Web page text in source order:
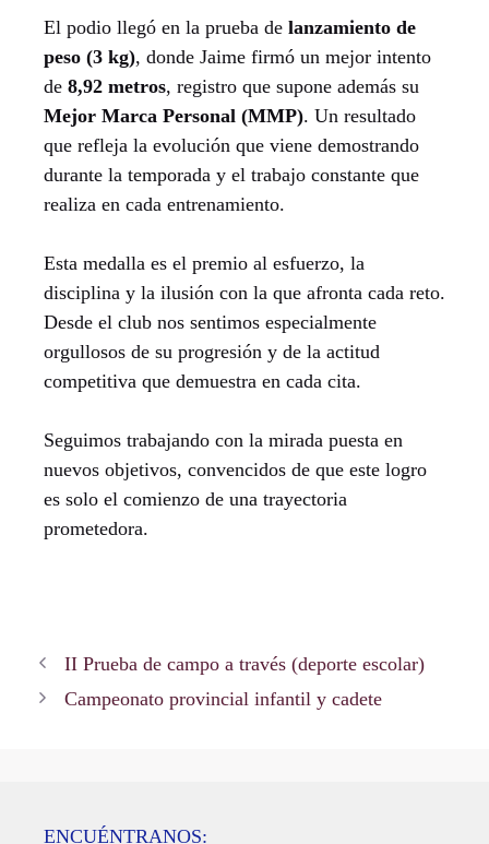
El podio llegó en la prueba de lanzamiento de
peso (3 kg), donde Jaime firmó un mejor intento
de 8,92 metros, registro que supone además su
Mejor Marca Personal (MMP). Un resultado
que refleja la evolución que viene demostrando
durante la temporada y el trabajo constante que
realiza en cada entrenamiento.
Esta medalla es el premio al esfuerzo, la
disciplina y la ilusión con la que afronta cada reto.
Desde el club nos sentimos especialmente
orgullosos de su progresión y de la actitud
competitiva que demuestra en cada cita.
Seguimos trabajando con la mirada puesta en
nuevos objetivos, convencidos de que este logro
es solo el comienzo de una trayectoria
prometedora.
II Prueba de campo a través (deporte escolar)
Campeonato provincial infantil y cadete
ENCUÉNTRANOS: